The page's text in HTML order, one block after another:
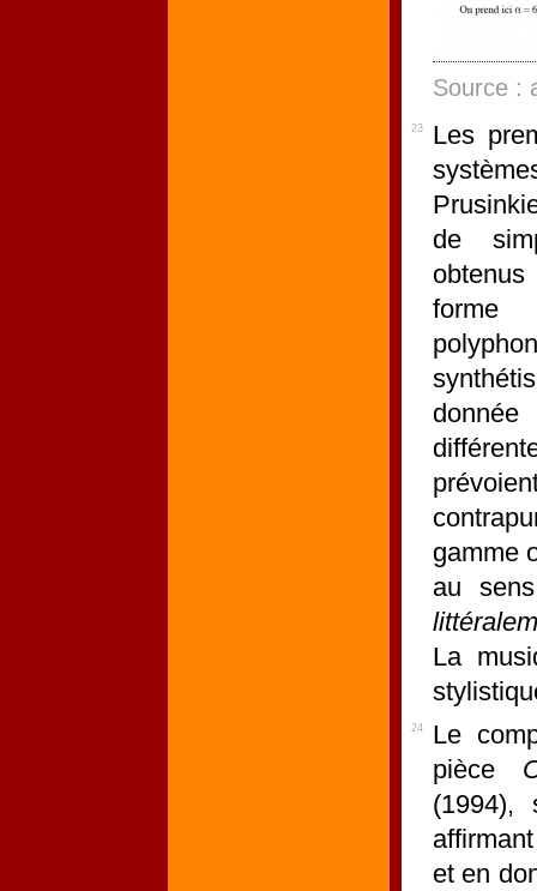
Source :
23
Les
de
forme
gamme
au
La
24
Le
pièce
(1994),
et en